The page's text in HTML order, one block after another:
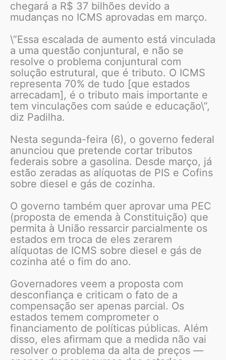
chegará a R$ 37 bilhões devido a
mudanças no ICMS aprovadas em março.
\”Essa escalada de aumento está vinculada
a uma questão conjuntural, e não se
resolve o problema conjuntural com
solução estrutural, que é tributo. O ICMS
representa 70% de tudo [que estados
arrecadam], é o tributo mais importante e
tem vinculações com saúde e educação\”,
diz Padilha.
Nesta segunda-feira (6), o governo federal
anunciou que pretende cortar tributos
federais sobre a gasolina. Desde março, já
estão zeradas as alíquotas de PIS e Cofins
sobre diesel e gás de cozinha.
O governo também quer aprovar uma PEC
(proposta de emenda à Constituição) que
permita à União ressarcir parcialmente os
estados em troca de eles zerarem
alíquotas de ICMS sobre diesel e gás de
cozinha até o fim do ano.
Governadores veem a proposta com
desconfiança e criticam o fato de a
compensação ser apenas parcial. Os
estados temem comprometer o
financiamento de políticas públicas. Além
disso, eles afirmam que a medida não vai
resolver o problema da alta de preços —